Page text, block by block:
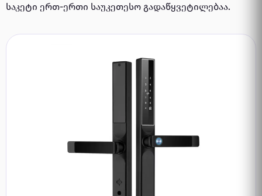
საკეტი ერთ-ერთი საუკეთესო გადაწყვეტილებაა.